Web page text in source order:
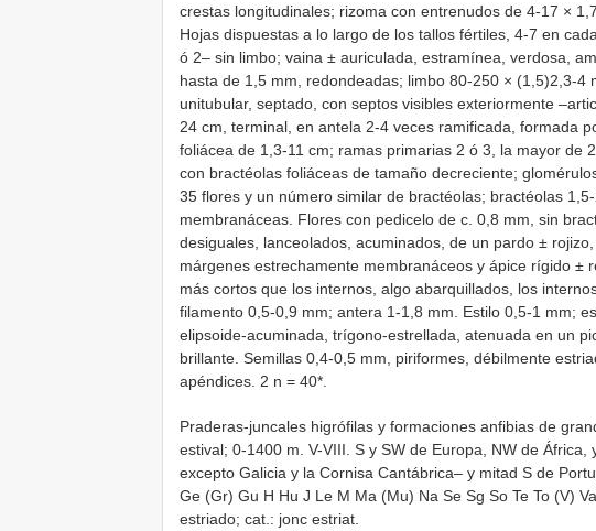
crestas longitudinales; rizoma con entrenudos de 4-17 ×
Hojas dispuestas a lo largo de los tallos fértiles, 4-7 en
ó 2– sin limbo; vaina ± auriculada, estramínea, verdosa,
hasta de 1,5 mm, redondeadas; limbo 80-250 × (1,5)2,3-4
unitubular, septado, con septos visibles exteriormente
24 cm, terminal, en antela 2-4 veces ramificada, formada
foliácea de 1,3-11 cm; ramas primarias 2 ó 3, la mayor de
con bractéolas foliáceas de tamaño decreciente;
35 flores y un número similar de bractéolas; bractéolas
membranáceas. Flores con pedicelo de c. 0,8 mm, sin
desiguales, lanceolados, acuminados, de un pardo ±
márgenes estrechamente membranáceos y ápice rígido ±
más cortos que los internos, algo abarquillados, los
filamento 0,5-0,9 mm; antera 1-1,8 mm. Estilo 0,5-1 mm;
elipsoide-acuminada, trígono-estrellada, atenuada en un
brillante. Semillas 0,4-0,5 mm, piriformes, débilmente
apéndices. 2 n = 40*.
Praderas-juncales higrófilas y formaciones anfibias de
estival; 0-1400 m. V-VIII. S y SW de Europa, NW de
excepto Galicia y la Cornisa Cantábrica– y mitad S de
Ge (Gr) Gu H Hu J Le M Ma (Mu) Na Se Sg So Te To (V)
estriado; cat.: jonc estriat.